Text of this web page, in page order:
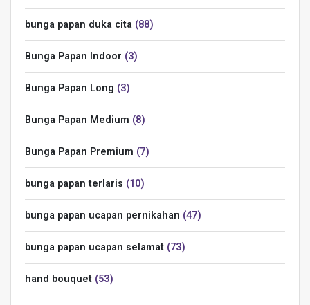
bunga papan duka cita 88
Bunga Papan Indoor 3
Bunga Papan Long 3
Bunga Papan Medium 8
Bunga Papan Premium 7
bunga papan terlaris 10
bunga papan ucapan pernikahan 47
bunga papan ucapan selamat 73
hand bouquet 53